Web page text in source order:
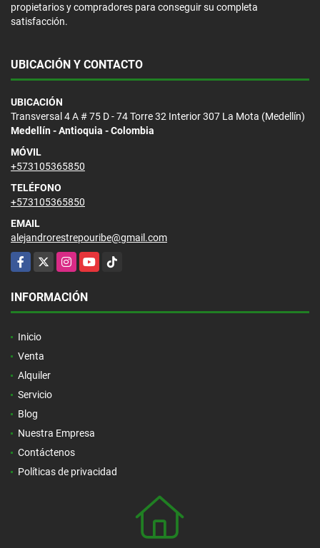
propietarios y compradores para conseguir su completa
satisfacción.
UBICACIÓN Y CONTACTO
UBICACIÓN
Transversal 4 A # 75 D - 74 Torre 32 Interior 307 La Mota (Medellín)
Medellín - Antioquia - Colombia
MÓVIL
+573105365850
TELÉFONO
+573105365850
EMAIL
alejandrorestrepouribe@gmail.com
Facebook
X InstagramYouTubeTikTok
INFORMACIÓN
Inicio
Venta
Alquiler
Servicio
Blog
Nuestra Empresa
Contáctenos
Políticas de privacidad